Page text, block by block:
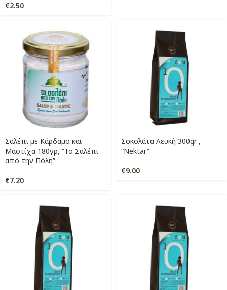
€2.50
Σαλέπι με Κάρδαμο και
Μαστίχα 180γρ, “Το Σαλέπι
από την Πόλη”
€7.20
Σοκολάτα Λευκή 300gr ,
“Nektar”
€9.00